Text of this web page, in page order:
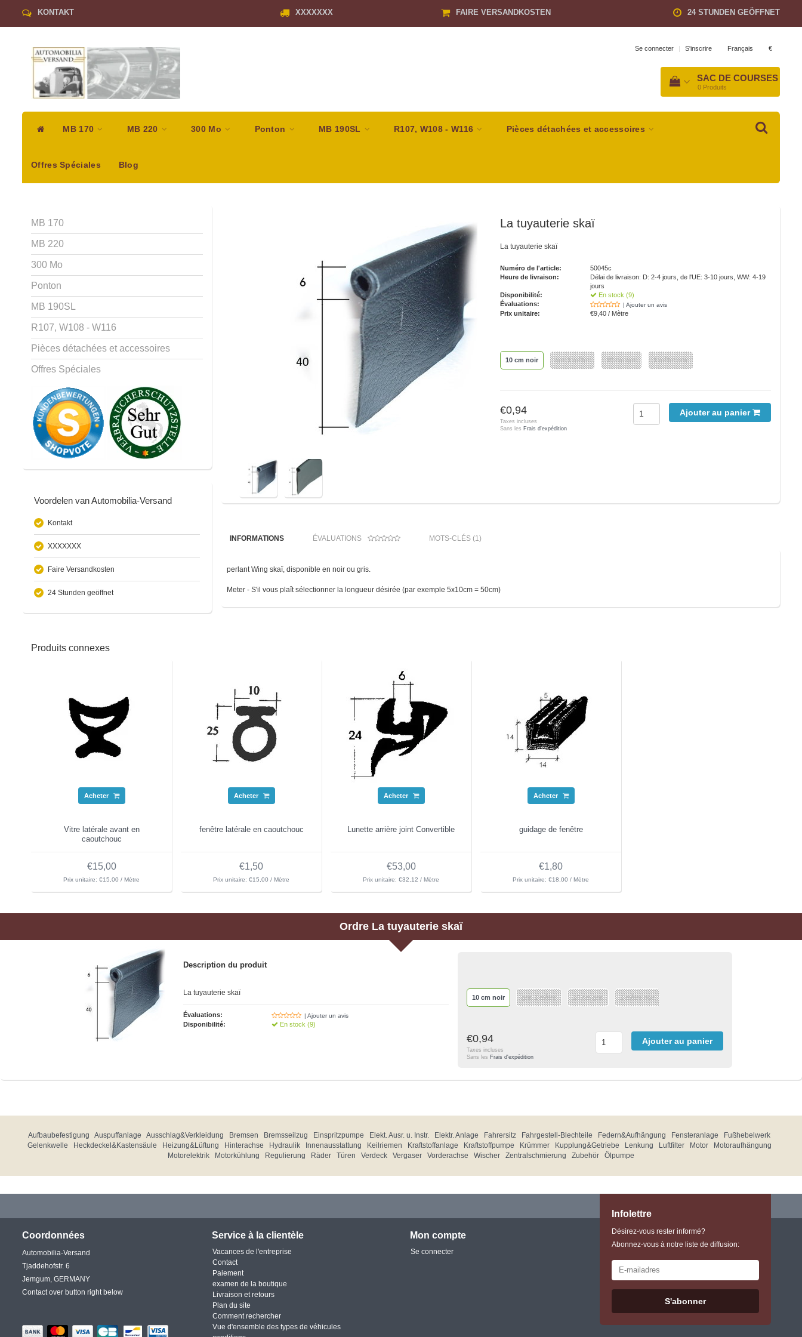
KONTAKT XXXXXXX FAIRE VERSANDKOSTEN 24 STUNDEN GEÖFFNET
Se connecter | S'inscrire Français €
SAC DE COURSES
0 Produits
MB 170 MB 220 300 Mo Ponton MB 190SL R107, W108 - W116 Pièces détachées et accessoires
Offres Spéciales Blog
MB 170
MB 220
300 Mo
Ponton
MB 190SL
R107, W108 - W116
Pièces détachées et accessoires
Offres Spéciales
Voordelen van Automobilia-Versand
Kontakt
XXXXXXX
Faire Versandkosten
24 Stunden geöffnet
La tuyauterie skaï
La tuyauterie skaï
Numéro de l'article:
50045c
Heure de livraison:
Délai de livraison: D: 2-4 jours, de l'UE: 3-10 jours, WW: 4-19
jours
Disponibilité:
En stock (9)
Évaluations:
| Ajouter un avis
Prix unitaire: €9,40 / Mètre
10 cm noir gris 1 mètre 10 cm gris 1 mètre noir
€0,94
Taxes incluses
Sans les Frais d'expédition
Ajouter au panier
INFORMATIONS ÉVALUATIONS MOTS-CLÉS (1)
perlant Wing skaï, disponible en noir ou gris.
Meter - S'il vous plaît sélectionner la longueur désirée (par exemple 5x10cm = 50cm)
Produits connexes
Acheter
Vitre latérale avant en
caoutchouc
€15,00
Prix unitaire: €15,00 / Mètre
Acheter
fenêtre latérale en caoutchouc
€1,50
Prix unitaire: €15,00 / Mètre
Acheter
Lunette arrière joint Convertible
€53,00
Prix unitaire: €32,12 / Mètre
Acheter
guidage de fenêtre
€1,80
Prix unitaire: €18,00 / Mètre
Ordre La tuyauterie skaï
Description du produit
La tuyauterie skaï
Évaluations: | Ajouter un avis
Disponibilité: En stock (9)
10 cm noir gris 1 mètre 10 cm gris 1 mètre noir
€0,94
Taxes incluses
Sans les Frais d'expédition
Ajouter au panier
Aufbaubefestigung Auspuffanlage Ausschlag&Verkleidung Bremsen Bremsseilzug Einspritzpumpe Elekt. Ausr. u. Instr. Elektr. Anlage Fahrersitz Fahrgestell-Blechteile Federn&Aufhängung Fensteranlage
Fußhebelwerk
Gelenkwelle
Heckdeckel&Kastensäule Heizung&Lüftung Hinterachse Hydraulik Innenausstattung Keilriemen Kraftstoffanlage Kraftstoffpumpe Krümmer Kupplung&Getriebe Lenkung Luftfilter Motor
Motoraufhängung
Motorelektrik
Motorkühlung Regulierung Räder Türen Verdeck Vergaser Vorderachse Wischer Zentralschmierung Zubehör Ölpumpe
Coordonnées
Automobilia-Versand
Tjaddehofstr. 6
Jemgum, GERMANY
Contact over button right below
Service à la clientèle
Vacances de l'entreprise
Contact
Paiement
examen de la boutique
Livraison et retours
Plan du site
Comment rechercher
Vue d'ensemble des types de véhicules
Mon compte
Se connecter
Infolettre
Désirez-vous rester informé?
Abonnez-vous à notre liste de diffusion:
S'abonner